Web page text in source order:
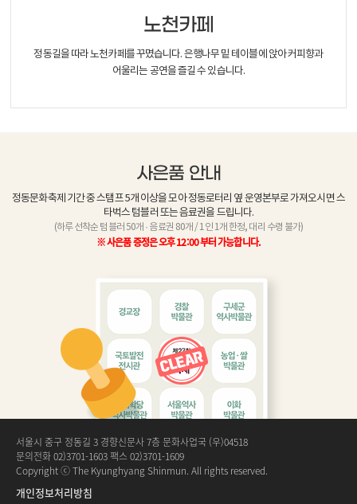
노천카페
정동길을 따라 노천카페를 꾸몄습니다. 은행나무 밑 테이블에 앉아 커피향과
어울리는 공연을 즐길 수 있습니다.
사은품 안내
정동문화축제 기간 중 스탬프 5개 이상을 모아 정동로터리 옆 운영본부로 가져오시면 스
타벅스 텀블러 또는 음료권을 드립니다.
(하루 선착순 텀블러 50개 · 음료권 80개 / 1인 1개 한정, 대리 수령 불가)
※ 사은품 증정은 오후 12:00 부터 가능합니다.
서울시 중구 정동길 3 경향신문사 7층 문화사업국 (우)04518
문의전화 02)3701-1603 팩스 02)3701-1609
Copyright ⓒ The Kyunghyang Shinmun. All rights reserved.
개인정보처리방침